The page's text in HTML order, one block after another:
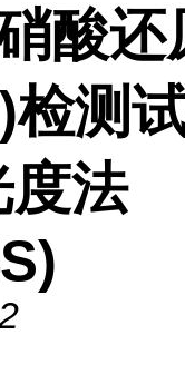
酸还
检测
度法